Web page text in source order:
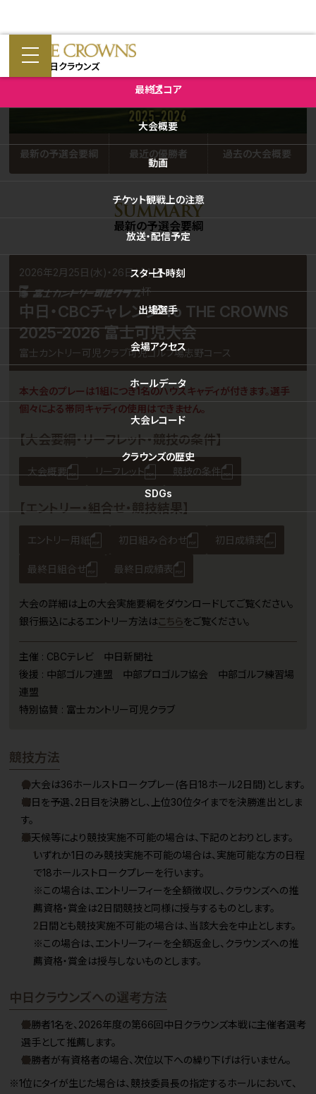
第66回中日クラウンズ
最終スコア
大会概要
動画
チケット観戦上の注意
放送・配信予定
スタート時刻
出場選手
会場アクセス
ホールデータ
大会レコード
クラウンズの歴史
SDGs
最新の予選会要綱 最近の優勝者 過去の大会概要
最新の予選会要綱
2026年2月25日(水)・26日(木)
杯
中日・CBCチャレンジ To THE CROWNS
2025-2026 富士可児大会
富士カントリー可児クラブ可児ゴルフ場志野コース
本大会のプレーは1組につき1名のハウスキャディが付きます。選手
個々による帯同キャディの使用はできません。
【大会要綱・リーフレット・競技の条件】
大会概要 リーフレット 競技の条件
【エントリー・組合せ・競技結果】
エントリー用紙 初日組み合わせ 初日成績表
最終日組合せ 最終日成績表
大会の詳細は上の大会実施要綱をダウンロードしてご覧ください。
銀行振込によるエントリー方法はこちらをご覧ください。
主催 : CBCテレビ 中日新聞社
後援 : 中部ゴルフ連盟 中部プロゴルフ協会 中部ゴルフ練習場
連盟
特別協賛 : 富士カントリー可児クラブ
競技方法
各大会は36ホールストロークプレー(各日18ホール2日間)とします。
初日を予選、2日目を決勝とし、上位30位タイまでを決勝進出としま
す。
悪天候等により競技実施不可能の場合は、下記のとおりとします。
いずれか1日のみ競技実施不可能の場合は、実施可能な方の日程
で18ホールストロークプレーを行います。
※この場合は、エントリーフィーを全額徴収し、クラウンズへの推
薦資格・賞金は2日間競技と同様に授与するものとします。
2日間とも競技実施不可能の場合は、当該大会を中止とします。
※この場合は、エントリーフィーを全額返金し、クラウンズへの推
薦資格・賞金は授与しないものとします。
中日クラウンズへの選考方法
優勝者1名を、2026年度の第66回中日クラウンズ本戦に主催者選考
選手として推薦します。
優勝者が有資格者の場合、次位以下への繰り下げは行いません。
※1位にタイが生じた場合は、競技委員長の指定するホールにおいて、